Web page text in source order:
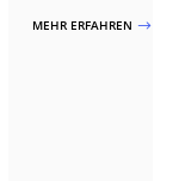
MEHR ERFAHREN $